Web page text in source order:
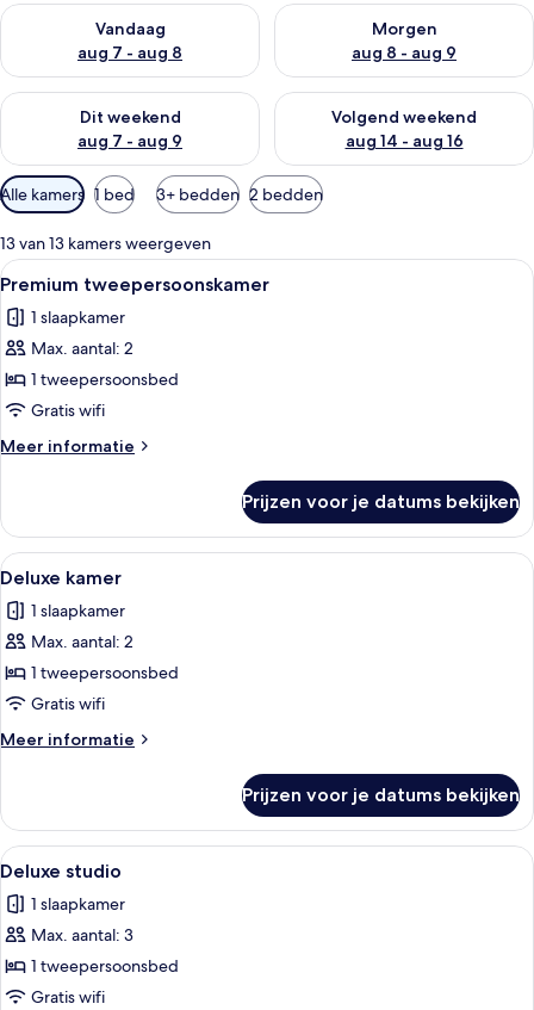
Vandaag
aug 7 - aug 8
De beschikbaarheid controleren voor vanavond aug 7 - aug 8
Morgen
aug 8 - aug 9
De beschikbaarheid
Dit weekend
aug 7 - aug 9
De beschikbaarheid controleren voor dit weekend aug 7 -
Volgend weekend
aug 14 - aug 16
De beschikbaarheid
Beschikbare
filters
voor
kamers
Alle kamers 1 bed 3+ bedden 2 bedden
13 van 13 kamers weergeven
Alle
foto's
voor
Premium
tweepersoonskamer
laden
Een moderne slaapkamer met een
4
Premium tweepersoonskamer
1 slaapkamer
Max. aantal: 2
1 tweepersoonsbed
Gratis wifi
Meer informatie
Meer
tweepersoonskamer
Prijzen voor je datums bekijken
Alle
foto's
voor
Deluxe
kamer
laden
Een moderne hotelkamer met
4
Deluxe kamer
1 slaapkamer
Max. aantal: 2
1 tweepersoonsbed
Gratis wifi
Meer informatie
Meer
kamer
Prijzen voor je datums bekijken
Alle
foto's
voor
Deluxe
studio
laden
Een moderne hotelkamer met
5
Deluxe studio
1 slaapkamer
Max. aantal: 3
1 tweepersoonsbed
Gratis wifi